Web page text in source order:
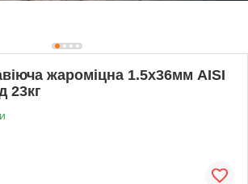
жароміцна 1.5х36мм AISI
23кг